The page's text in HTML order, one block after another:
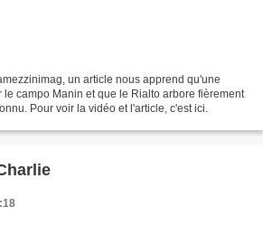
un article nous apprend qu'une
campo Manin et que le Rialto arbore fièrement
Pour voir la vidéo et l'article, c'est ici.